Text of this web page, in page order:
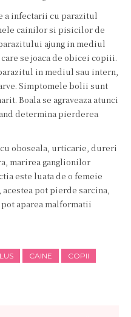
a infectarii cu parazitul
cainilor si pisicilor de
ajung in mediul
se joaca de obicei copiii.
in mediul sau intern,
Simptomele bolii sunt
Boala se agraveaza atunci
determina pierderea
oboseala, urticarie, dureri
marirea ganglionilor
este luata de o femeie
pot pierde sarcina,
aparea malformatii
CAINE
COPII